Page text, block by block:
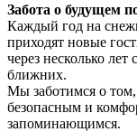
Забота о будущем
Каждый год на
приходят новые
через несколько лет
ближних.
Мы заботимся о
безопасным и
запоминающимся.